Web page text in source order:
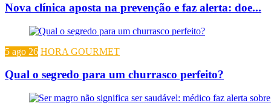
Nova clínica aposta na prevenção e faz alerta: doe...
5 ago 26 HORA GOURMET
Qual o segredo para um churrasco perfeito?